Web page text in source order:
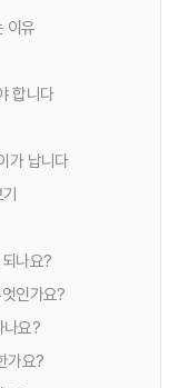
이유
합니다
가 납니다
나요?
인가요?
나요?
가요?